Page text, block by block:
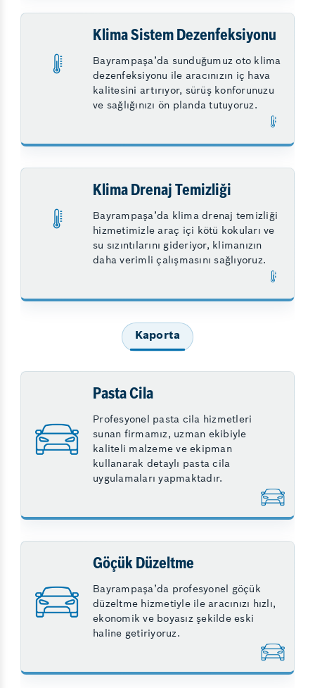
Klima Sistem Dezenfeksiyonu
Bayrampaşa’da sunduğumuz oto klima
dezenfeksiyonu ile aracınızın iç hava
kalitesini artırıyor, sürüş konforunuzu
ve sağlığınızı ön planda tutuyoruz.
Klima Drenaj Temizliği
Bayrampaşa’da klima drenaj temizliği
hizmetimizle araç içi kötü kokuları ve
su sızıntılarını gideriyor, klimanızın
daha verimli çalışmasını sağlıyoruz.
Kaporta
Pasta Cila
Profesyonel pasta cila hizmetleri
sunan firmamız, uzman ekibiyle
kaliteli malzeme ve ekipman
kullanarak detaylı pasta cila
uygulamaları yapmaktadır.
Göçük Düzeltme
Bayrampaşa’da profesyonel göçük
düzeltme hizmetiyle ile aracınızı hızlı,
ekonomik ve boyasız şekilde eski
haline getiriyoruz.